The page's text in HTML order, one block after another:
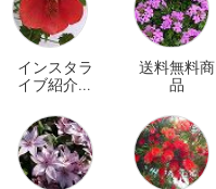
インスタラ
イブ紹介商
送料無料商
品